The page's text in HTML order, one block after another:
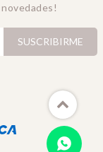
SUSCRIBIRME